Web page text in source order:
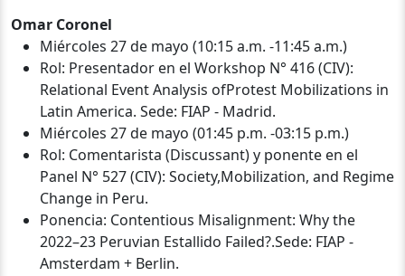
Omar Coronel
Miércoles 27 de mayo (10:15 a.m. -11:45 a.m.)
Rol: Presentador en el Workshop N° 416 (CIV):
Relational Event Analysis ofProtest Mobilizations in
Latin America. Sede: FIAP - Madrid.
Miércoles 27 de mayo (01:45 p.m. -03:15 p.m.)
Rol: Comentarista (Discussant) y ponente en el
Panel N° 527 (CIV): Society,Mobilization, and Regime
Change in Peru.
Ponencia: Contentious Misalignment: Why the
2022–23 Peruvian Estallido Failed?.Sede: FIAP -
Amsterdam + Berlin.